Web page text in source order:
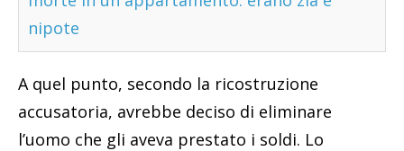
nipote
A quel punto, secondo la ricostruzione
accusatoria, avrebbe deciso di eliminare
l’uomo che gli aveva prestato i soldi. Lo